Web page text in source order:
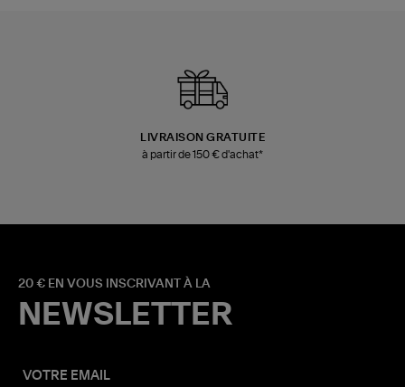
LIVRAISON GRATUITE
à partir de 150 € d'achat*
20 € EN VOUS INSCRIVANT À LA
NEWSLETTER